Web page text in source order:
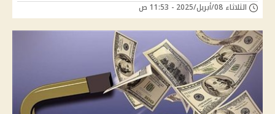
الثلاثاء 08/أبريل/2025 - 11:53 ص